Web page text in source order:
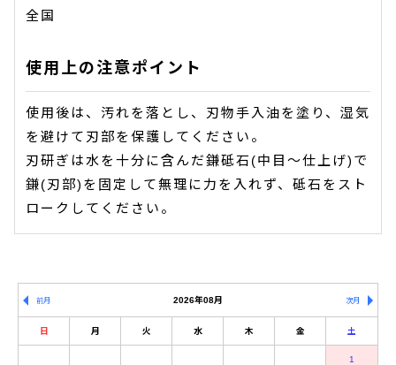
全国
使用上の注意ポイント
使用後は、汚れを落とし、刃物手入油を塗り、湿気
を避けて刃部を保護してください。
刃研ぎは水を十分に含んだ鎌砥石(中目〜仕上げ)で
鎌(刃部)を固定して無理に力を入れず、砥石をスト
ロークしてください。
2026年08月
前月 次月
日 月 火 水 木 金 土
1